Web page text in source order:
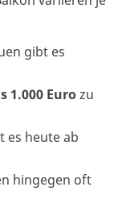
gibt es
1.000 Eurozu
es heute ab
hingegen oft